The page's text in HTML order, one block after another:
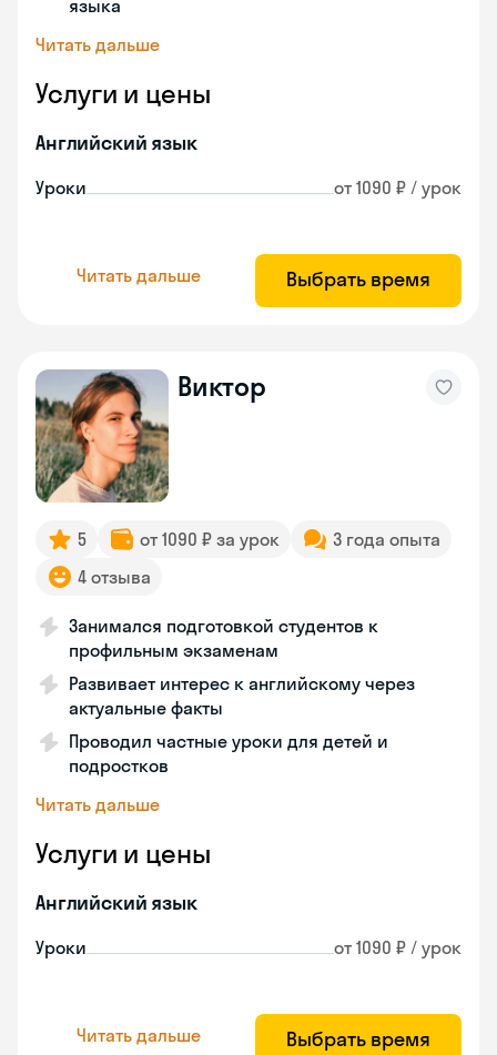
языка
Читать дальше
Услуги и цены
Английский язык
Уроки от 1090 ₽ / урок
Читать дальше Выбрать время
Виктор
5 от 1090 ₽ за урок
3 года опыта
4 отзыва
Занимался подготовкой студентов к
профильным экзаменам
Развивает интерес к английскому через
актуальные факты
Проводил частные уроки для детей и
подростков
Читать дальше
Услуги и цены
Английский язык
Уроки от 1090 ₽ / урок
Читать дальше Выбрать время